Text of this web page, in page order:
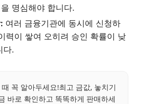
명심해야 합니다.
여러 금융기관에 동시에 신청하
력이 쌓여 오히려 승인 확률이 낮
다.
때 꼭 알아두세요!최고 금값, 놓치기
바로 확인하고 똑똑하게 판매하세